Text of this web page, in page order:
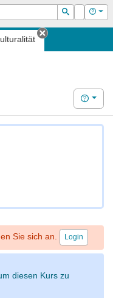
Suchen
Login Hilfe
Tab schließen
Hilfe
Sie sich an. Login
diesen Kurs zu